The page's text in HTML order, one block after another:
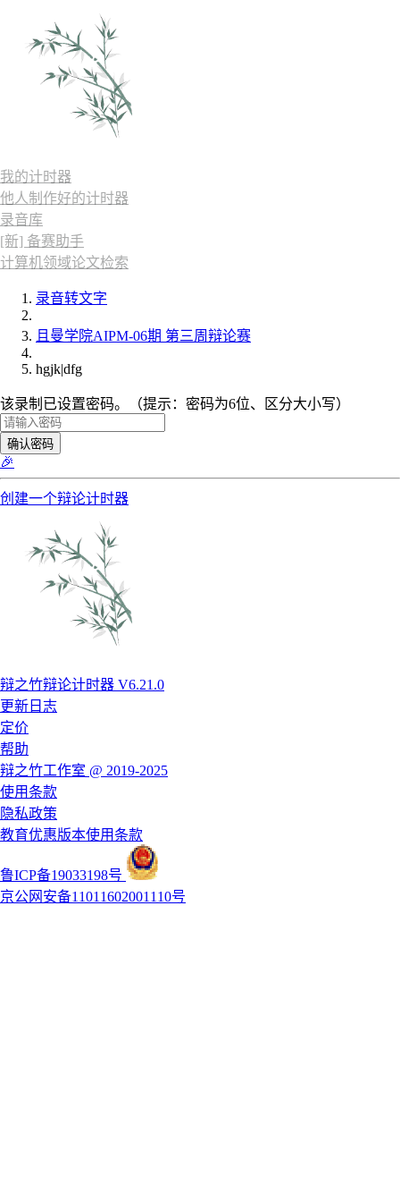
我的计时器
他人制作好的计时器
录音库
[新] 备赛助手
计算机领域论文检索
录音转文字
且曼学院AIPM-06期 第三周辩论赛
hgjk|dfg
该录制已设置密码。（提示：密码为6位、区分大小写）
确认密码
🎉
创建一个辩论计时器
辩之竹辩论计时器 V6.21.0
更新日志
定价
帮助
辩之竹工作室 @ 2019-2025
使用条款
隐私政策
教育优惠版本使用条款
鲁ICP备19033198号
京公网安备11011602001110号